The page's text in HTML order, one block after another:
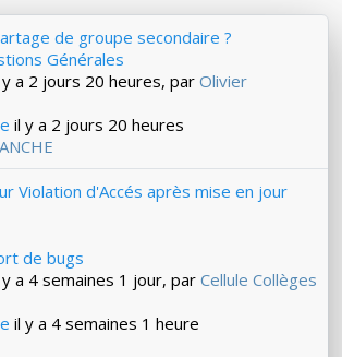
de groupe secondaire ?
Générales
a 2 jours 20 heures, par Olivier
il y a 2 jours 20 heures
Violation d'Accés après mise en jour
de bugs
a 4 semaines 1 jour, par Cellule Collèges
il y a 4 semaines 1 heure